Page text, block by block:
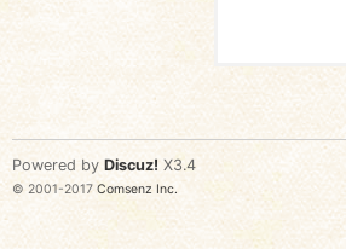
Powered by Discuz! X3.4
© 2001-2017 Comsenz Inc.